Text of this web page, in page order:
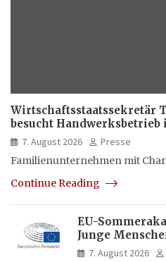
Wirtschaftsstaatssekretär
besucht
Freiburg
7. August 2026
Presse
Familienunternehmen mit
Continue Reading
EU-
Junge
Europas Zukunft
7. August 2026